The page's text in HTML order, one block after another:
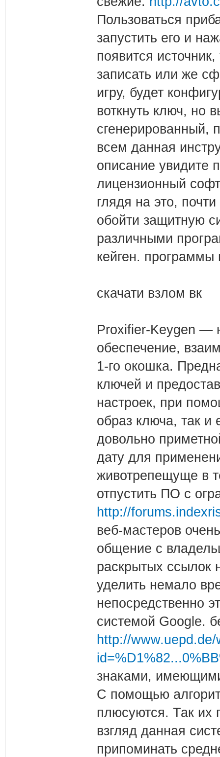
Пользоваться
запустить его и
появится
записать или же
игру, будет
воткнуть ключ, но
сгенерированный,
всем данная
описание увидите
лицензионный
глядя на это,
обойти защитную
различными
кейген. программы
скачати взлом вк
Proxifier-Keygen —
обеспечение,
1-го окошка.
ключей и
настроек, при
образ ключа, так
довольно
дату для
животрепещуще в
отпустить ПО с
http://
веб-мастеров
общение с
раскрытых ссылок
уделить немало
непосредственно
системой Google.
http://
знаками,
С помощью
плюсуются. Так их
взгляд данная
припоминать